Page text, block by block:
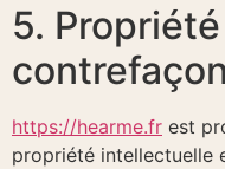
5.
https://hearme.fr est
propriété intellectuelle